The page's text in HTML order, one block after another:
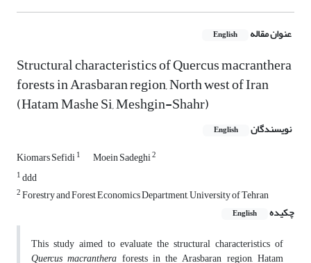
عنوان مقاله English
Structural characteristics of Quercus macranthera
forests in Arasbaran region, North west of Iran
(Hatam Mashe Si, Meshgin-Shahr)
نویسندگان English
Kiomars Sefidi1 Moein Sadeghi2
1ddd
2Forestry and Forest Economics Department, University of Tehran
چکیده
English
This study aimed to evaluate the structural characteristics of
Quercus macranthera forests in the Arasbaran region, Hatam